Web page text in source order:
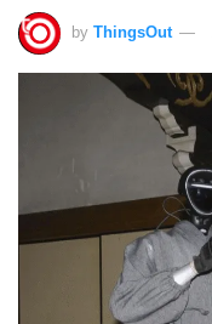
by ThingsOut